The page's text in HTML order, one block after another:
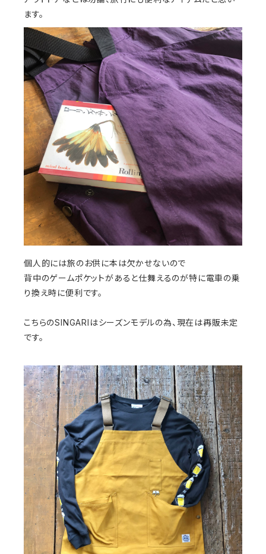
ます。
個人的には旅のお供に本は欠かせないので
背中のゲームポケットがあると仕舞えるのが特に電車の乗
り換え時に便利です。
こちらのSINGARIはシーズンモデルの為、現在は再販未定
です。